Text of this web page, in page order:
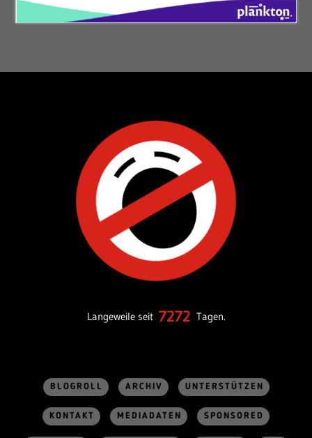
Langeweile seit 7272 Tagen.
BLOGROLL ARCHIV UNTERSTÜTZEN
KONTAKT MEDIADATEN SPONSORED